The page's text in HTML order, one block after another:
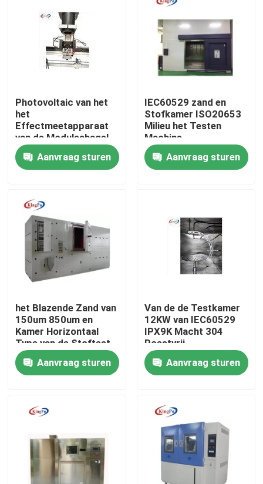
Huis
Ongeveer ons
Fabrieksreis
Contacteer ons
Verzoek om een Citaat
CEI-Testmateriaal
Medisch het Testen Materiaal
De Testmateriaal van de toegangsbescherming
Photovoltaic van het
het
Effectmeetapparaat
van de Moduleshagel
het Materiaaliec61215
NormAanvraag sturen
IEC60529 zand en
Stofkamer ISO20653
Milieu het Testen
Machine
Aanvraag sturen
het Blazende Zand van
150um 850um en
Kamer Horizontaal
Type van de Stoftest
Aanvraag sturen
Van de de Testkamer
12KW van IEC60529
IPX9K Macht 304
Roestvrij
staalverbinding
Aanvraag sturen